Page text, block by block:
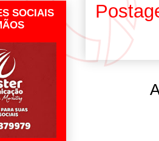
SOCIAIS